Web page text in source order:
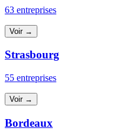
63 entreprises
Voir →
Strasbourg
55 entreprises
Voir →
Bordeaux